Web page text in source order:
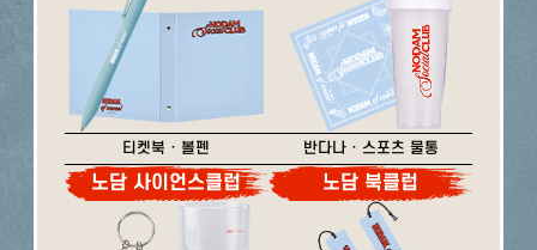
티켓북 · 볼펜 반다나 · 스포츠 물통
노담 사이언스클럽 노담 북클럽